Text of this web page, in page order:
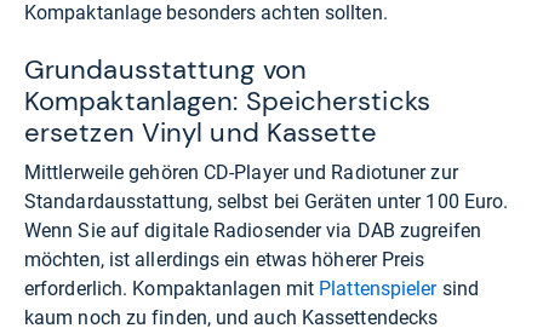
Kompaktanlage besonders achten sollten.
Grundausstattung von
Kompaktanlagen: Speichersticks
ersetzen Vinyl und Kassette
Mittlerweile gehören CD-Player und Radiotuner zur
Standardausstattung, selbst bei Geräten unter 100 Euro.
Wenn Sie auf digitale Radiosender via DAB zugreifen
möchten, ist allerdings ein etwas höherer Preis
erforderlich. Kompaktanlagen mit Plattenspielersind
kaum noch zu finden, und auch Kassettendecks